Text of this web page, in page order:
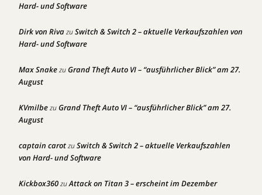
Hard- und Software
Dirk von RivazuSwitch & Switch 2 – aktuelle Verkaufszahlen von
Hard- und Software
Max SnakezuGrand Theft Auto VI – “ausführlicher Blick” am 27.
August
KVmilbezuGrand Theft Auto VI – “ausführlicher Blick” am 27.
August
captain carotzuSwitch & Switch 2 – aktuelle Verkaufszahlen
von Hard- und Software
Kickbox360zuAttack on Titan 3 – erscheint im Dezember